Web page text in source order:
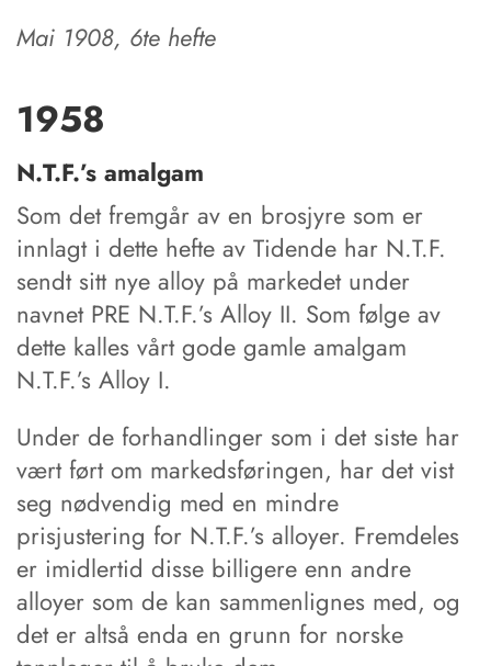
Mai 1908, 6te hefte
1958
N.T.F.’s amalgam
Som det fremgår av en brosjyre som er
innlagt i dette hefte av Tidende har N.T.F.
sendt sitt nye alloy på markedet under
navnet PRE N.T.F.’s Alloy II. Som følge av
dette kalles vårt gode gamle amalgam
N.T.F.’s Alloy I.
Under de forhandlinger som i det siste har
vært ført om markedsføringen, har det vist
seg nødvendig med en mindre
prisjustering for N.T.F.’s alloyer. Fremdeles
er imidlertid disse billigere enn andre
alloyer som de kan sammenlignes med, og
det er altså enda en grunn for norske